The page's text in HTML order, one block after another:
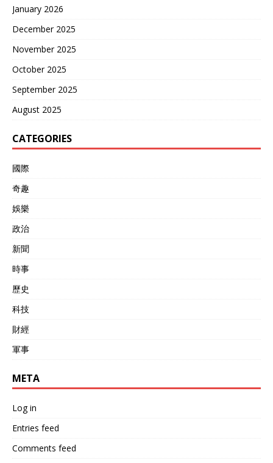
January 2026
December 2025
November 2025
October 2025
September 2025
August 2025
CATEGORIES
國際
奇趣
娛樂
政治
新聞
時事
歷史
科技
財經
軍事
META
Log in
Entries feed
Comments feed